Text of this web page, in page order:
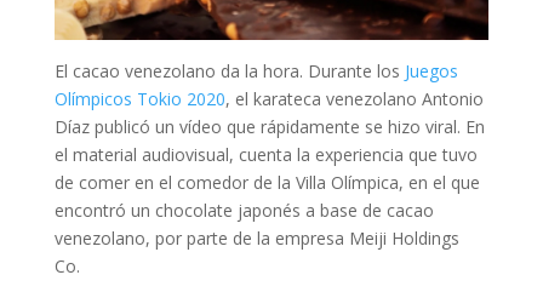
El cacao venezolano da la hora. Durante los Juegos
Olímpicos Tokio 2020, el karateca venezolano Antonio
Díaz publicó un vídeo que rápidamente se hizo viral. En
el material audiovisual, cuenta la experiencia que tuvo
de comer en el comedor de la Villa Olímpica, en el que
encontró un chocolate japonés a base de cacao
venezolano, por parte de la empresa Meiji Holdings
Co.